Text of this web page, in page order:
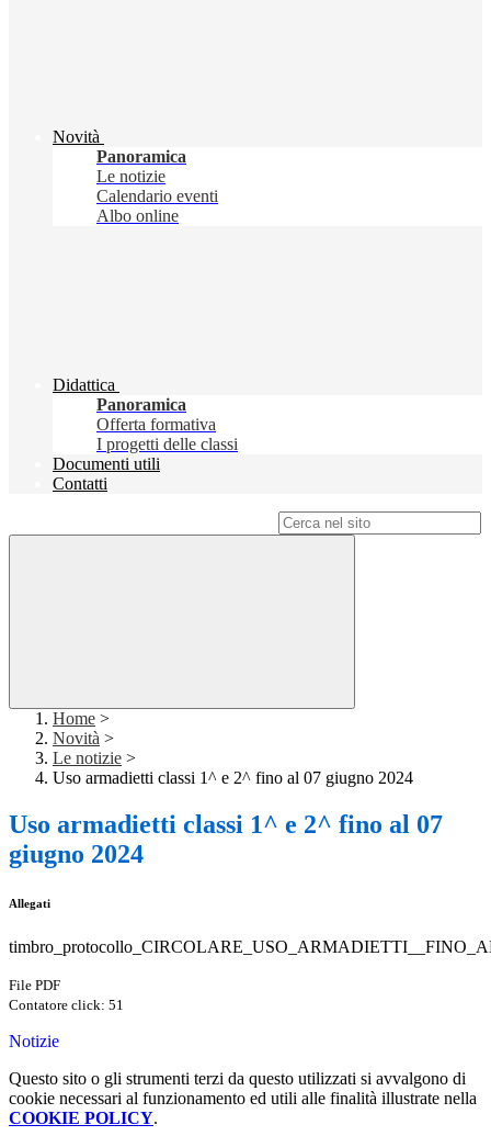
Novità
Panoramica
Le notizie
Calendario eventi
Albo online
Didattica
Panoramica
Offerta formativa
I progetti delle classi
Documenti utili
Contatti
Home >
Novità >
Le notizie >
Uso armadietti classi 1^ e 2^ fino al 07 giugno 2024
Uso armadietti classi 1^ e 2^ fino al 07
giugno 2024
Allegati
File PDF
Contatore click: 51
Notizie
Questo sito o gli strumenti terzi da questo utilizzati si avvalgono di
cookie necessari al funzionamento ed utili alle finalità illustrate nella
COOKIE POLICY.